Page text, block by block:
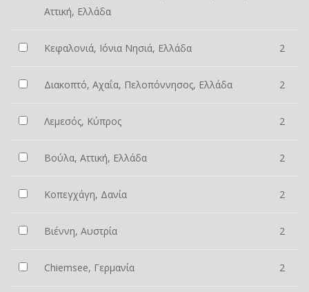
Αττική, Ελλάδα
Κεφαλονιά, Ιόνια Νησιά, Ελλάδα 2
Διακοπτό, Αχαΐα, Πελοπόννησος, Ελλάδα 2
Λεμεσός, Κύπρος 2
Βούλα, Αττική, Ελλάδα 2
Κοπεγχάγη, Δανία 2
Βιέννη, Αυστρία 2
Chiemsee, Γερμανία 2